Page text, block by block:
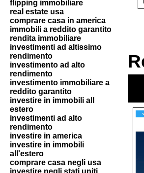
flipping immobiliare
real estate usa
comprare casa in america
immobili a reddito garantito
rendita immobiliare
investimenti ad altissimo
rendimento
investimento ad alto
rendimento
investimento immobiliare a
reddito garantito
investire in immobili all
estero
investimenti ad alto
rendimento
investire in america
investire in immobili
all'estero
comprare casa negli usa
investire negli stati uniti